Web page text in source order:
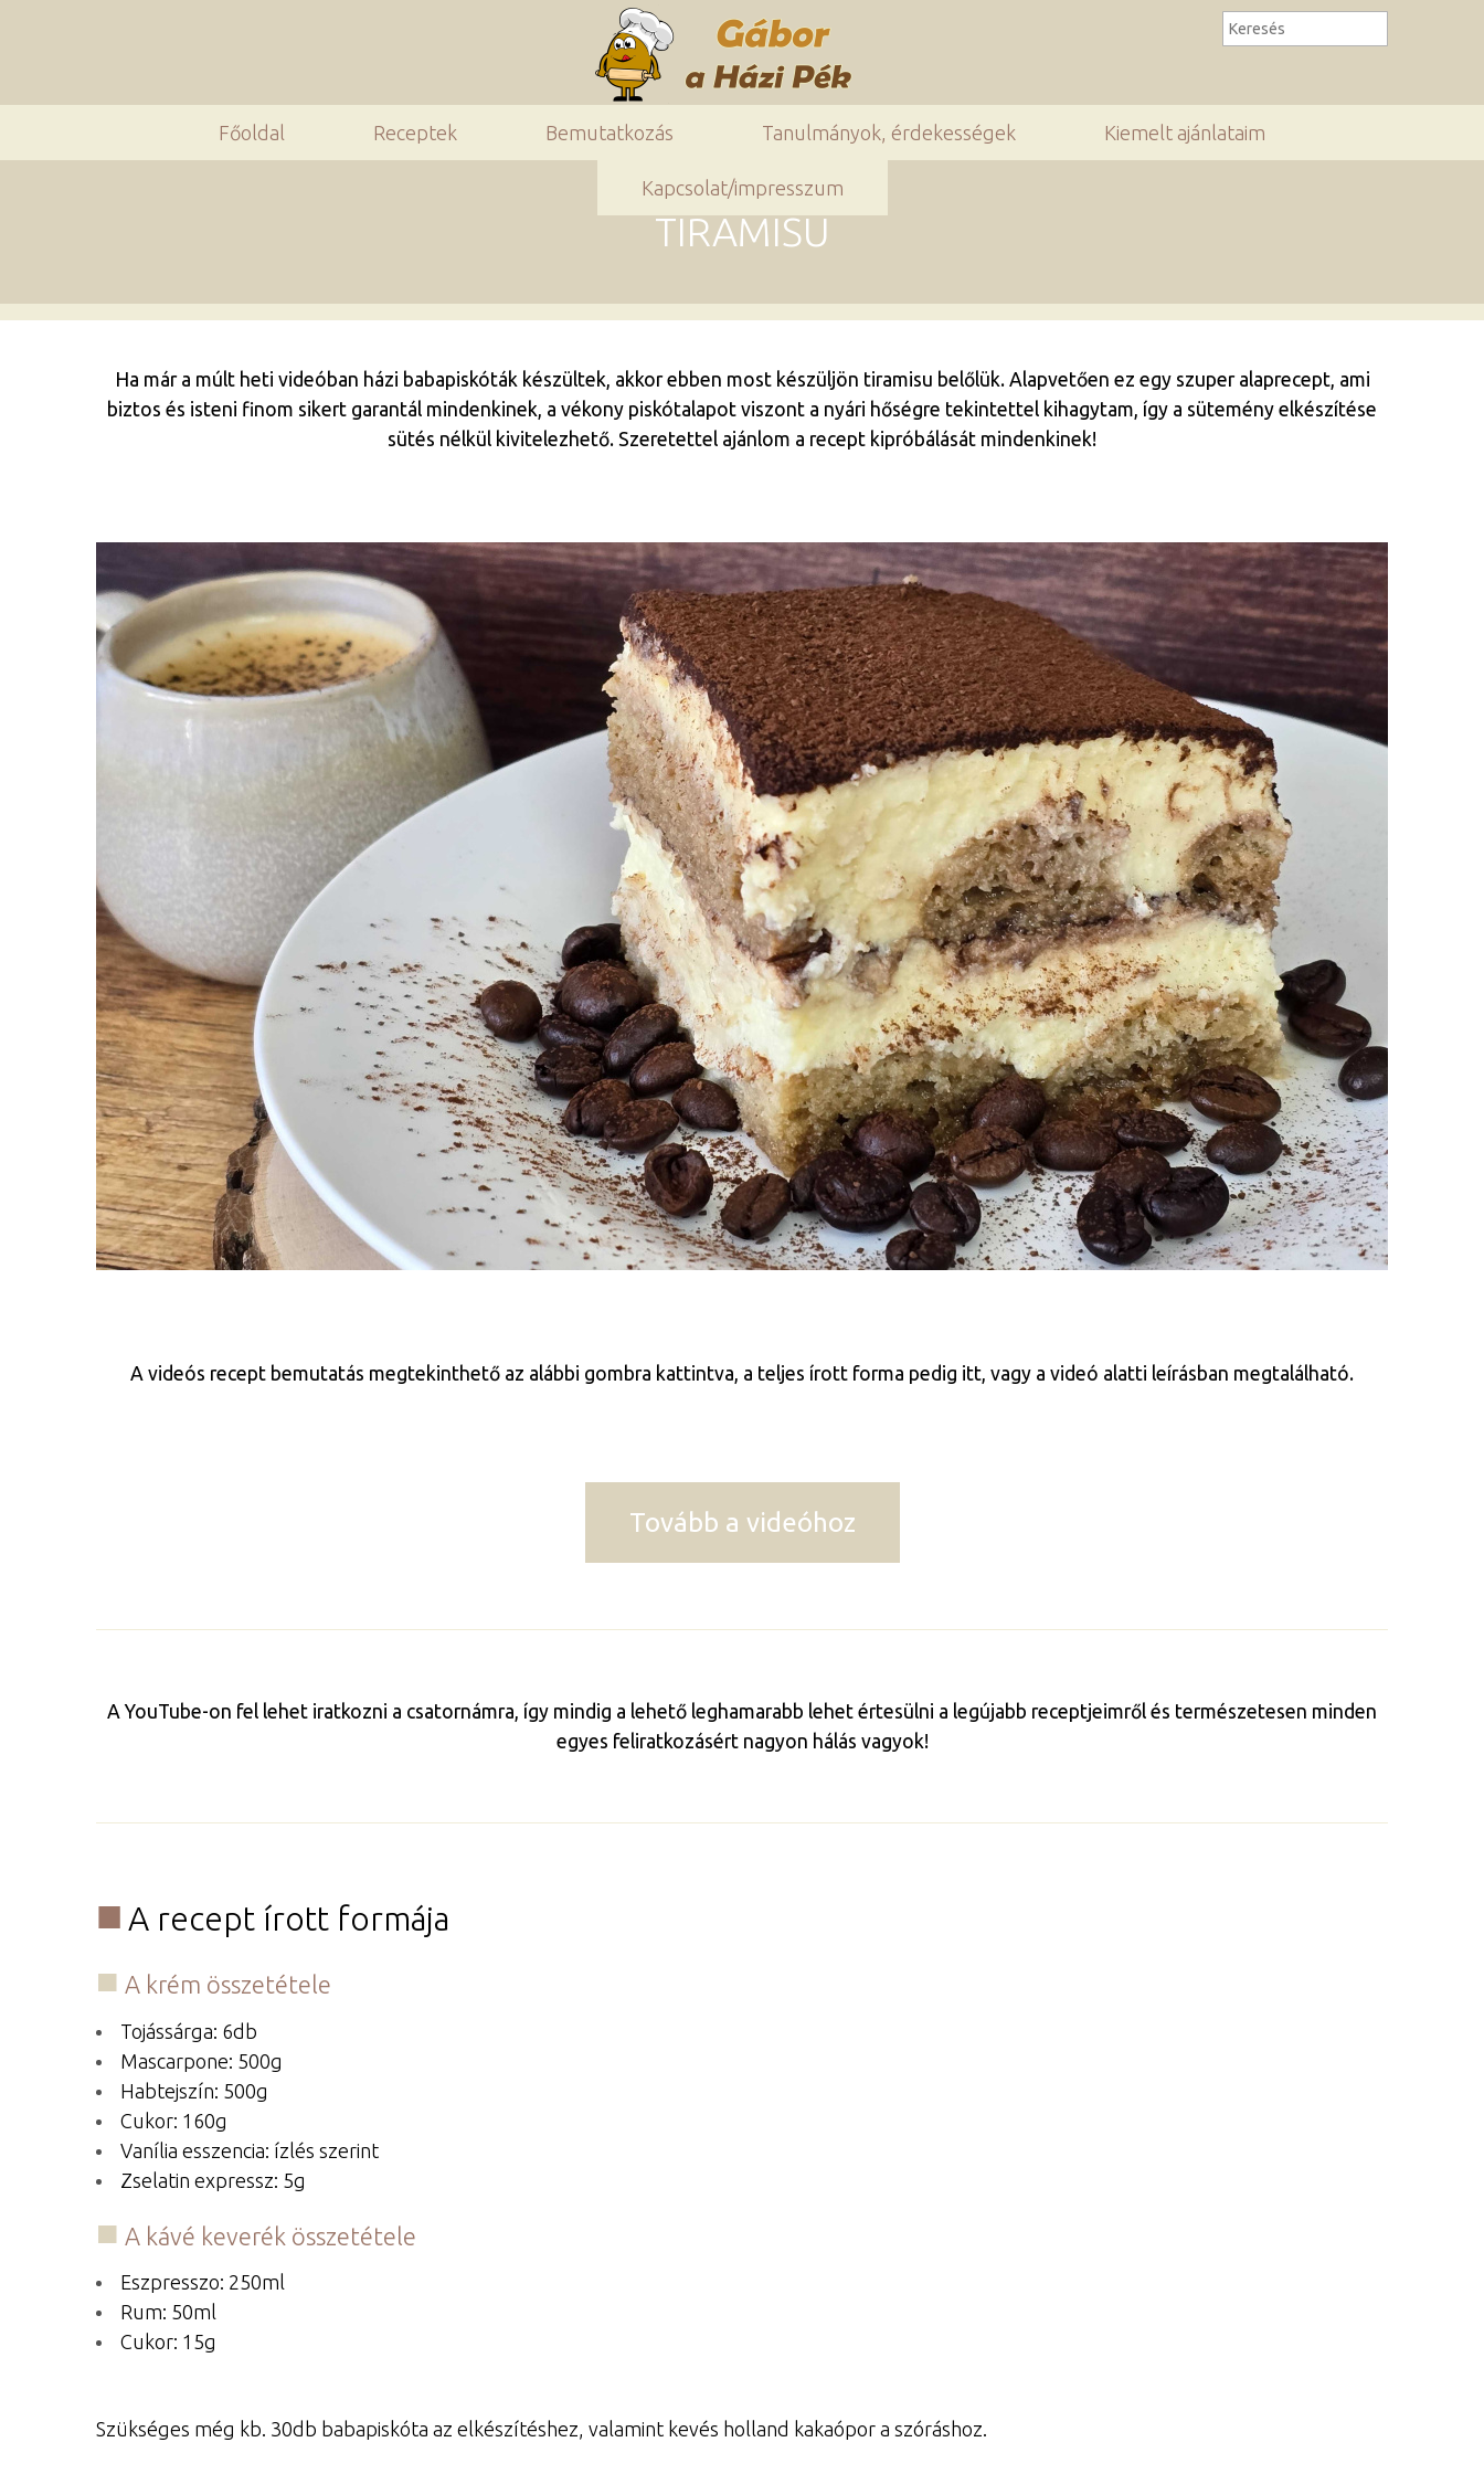
Főoldal Receptek Bemutatkozás Tanulmányok, érdekességek Kiemelt ajánlataim
Kapcsolat/impresszum
TIRAMISU
Ha már a múlt heti videóban házi babapiskóták készültek, akkor ebben most készüljön tiramisu belőlük. Alapvetően ez egy szuper alaprecept, ami
biztos és isteni finom sikert garantál mindenkinek, a vékony piskótalapot viszont a nyári hőségre tekintettel kihagytam, így a sütemény elkészítése
sütés nélkül kivitelezhető. Szeretettel ajánlom a recept kipróbálását mindenkinek!
A videós recept bemutatás megtekinthető az alábbi gombra kattintva, a teljes írott forma pedig itt, vagy a videó alatti leírásban megtalálható.
Tovább a videóhoz
A YouTube-on fel lehet iratkozni a csatornámra, így mindig a lehető leghamarabb lehet értesülni a legújabb receptjeimről és természetesen minden
egyes feliratkozásért nagyon hálás vagyok!
A recept írott formája
A krém összetétele
Tojássárga: 6db
Mascarpone: 500g
Habtejszín: 500g
Cukor: 160g
Vanília esszencia: ízlés szerint
Zselatin expressz: 5g
A kávé keverék összetétele
Eszpresszo: 250ml
Rum: 50ml
Cukor: 15g
Szükséges még kb. 30db babapiskóta az elkészítéshez, valamint kevés holland kakaópor a szóráshoz.